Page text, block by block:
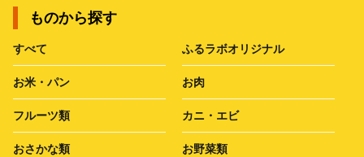
ものから探す
すべて ふるラボオリジナル
お米・パン お肉
フルーツ類 カニ・エビ
おさかな類 お野菜類